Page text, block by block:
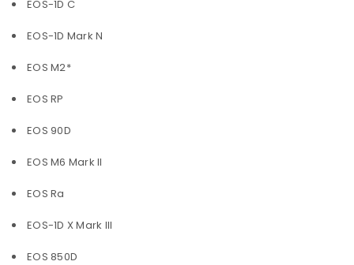
EOS-1D C
EOS-1D Mark N
EOS M2*
EOS RP
EOS 90D
EOS M6 Mark II
EOS Ra
EOS-1D X Mark III
EOS 850D